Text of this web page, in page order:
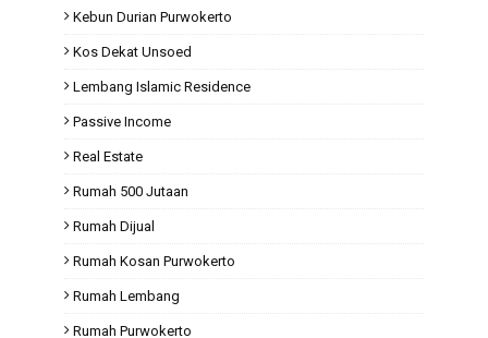
Kebun Durian Purwokerto
Kos Dekat Unsoed
Lembang Islamic Residence
Passive Income
Real Estate
Rumah 500 Jutaan
Rumah Dijual
Rumah Kosan Purwokerto
Rumah Lembang
Rumah Purwokerto